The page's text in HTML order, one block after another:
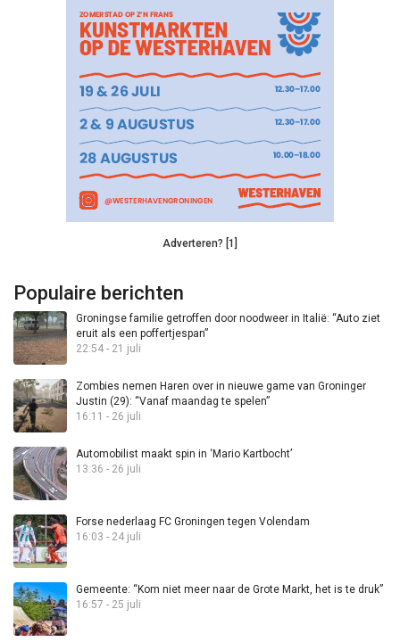
Adverteren? [1]
Populaire berichten
Groningse familie getroffen door noodweer in Italië: “Auto ziet
eruit als een poffertjespan”
22:54 - 21 juli
Zombies nemen Haren over in nieuwe game van Groninger
Justin (29): “Vanaf maandag te spelen”
16:11 - 26 juli
Automobilist maakt spin in ‘Mario Kartbocht’
13:36 - 26 juli
Forse nederlaag FC Groningen tegen Volendam
16:03 - 24 juli
Gemeente: “Kom niet meer naar de Grote Markt, het is te druk”
16:57 - 25 juli